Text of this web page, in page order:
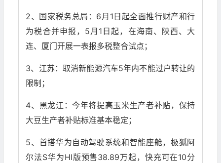
2、国家税务总局：6月1日起全面推行财产和行
为税合并申报，5月1日起，在海南、陕西、大
连、厦门开展一表报多税整合试点；
3、江苏：取消新能源汽车5年内不能过户转让的
限制；
4、黑龙江：今年将提高玉米生产者补贴，保持
大豆生产者补贴标准基本稳定；
5、首搭华为自动驾驶系统和智能座舱，极狐阿
尔法S华为HI版预售38.89万起，快充可在10分